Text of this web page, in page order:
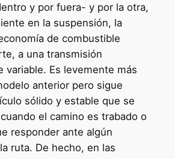
y por fuera- y por la otra,
en la suspensión, la
de combustible
a una transmisión
variable. Es levemente más
anterior pero sigue
sólido y estable que se
el camino es trabado o
responder ante algún
ruta. De hecho, en las